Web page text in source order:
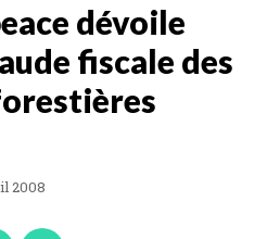
dévoile
fiscale des
2008